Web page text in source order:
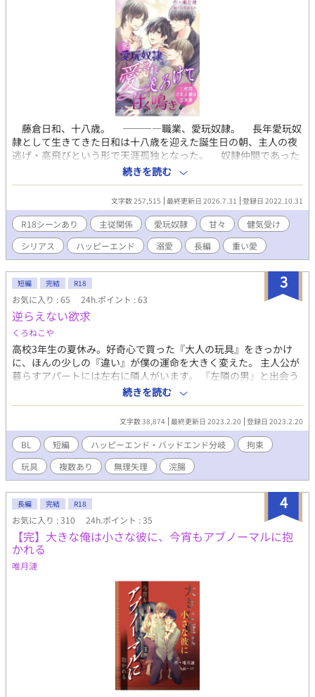
藤倉日和、十八歳。 ――――職業、愛玩奴隷。 長年愛玩奴
隷として生きてきた日和は十八歳を迎えた誕生日の朝、主人の夜
逃げ・高飛びという形で天涯孤独となった。 奴隷仲間であった
幼い他の少年たちは、保護という形で児童養護施設に引き取られ
ることに。 だが唯一成人していた日和だけが、生きる術も持た
ぬままその身一つで屋敷から放り出されそうになる。 そんな
中、日和の様子を見かねた男……樫原が、自らの主人へ日和を引
き会わせてくれることに。 彼の主人は東條院グループ御曹司で
ある三兄弟であった。 三人の御主人様の相手を一人でするだな
んて、さぞ大変なことに……と思いきや、奴隷なのに衣食住はも
ちろん、社会保障やら福利厚生までが充実しているという。 愛
玩奴隷としての仕事に従事した日は深夜割増付きの特別手当が出
るというから驚きだ。 「キミをその金額で一年間契約社員として
雇う。その代わり、キミはこの屋敷で働きながら、まずは社会の
ことを学びなさい」 こうして日和は、新たな家・東條院家で、
愛玩奴隷として新たな日々を迎えることになる。 だが愛玩奴隷
として育った日和は表面上の問題に加え、内面的にも沢山の問題
を抱えていた。 日和の主人となった三兄弟もまた、それぞれに
問題や秘密を持っており……。 ※唯月漣 長編5作目 ＊＊＊ 現代
物シリアス、攻め三人・受け一人。 ハピエン予定ですが、誰か
一人とくっつく話ではないです。 エロは予告なく入ります。 ●
含まれる要素● 奴隷、拘束、目隠し、お仕置き、おもらし、電
マ、コスプレ、大人の玩具（ローター、ニップルクリップ、アナ
ルプラグ、エネマグラ）、異物挿入、ローションガーゼ、媚薬、
攻めフェ、甘々、焦らし、濃厚前戯、甘々 ※アブノーマルプレイ
多めにつき、地雷をお持ちの方は上記をご確認の上、自己責任で
閲覧下さい。 （話が進むと増えます） ■多忙のため、当面の間不
定期更新にします。 ■こちらは誤字や誤用の精査等、校正補助に
AIを使用している回があります。 ※本文や展開、内容を考えて書
いているのは作者です。 表紙イラスト●日色ほなみ様
続きを読む
文字数 257,515 最終更新日 2026.7.31 登録日 2022.10.31
R18シーンあり 主従関係 愛玩奴隷 甘々
健気受け
シリアス
ハッピーエンド 溺愛 長編 重い愛
3
短編 完結 R18
お気に入り : 65 24h.ポイント : 63
逆らえない欲求
くろねこや
高校3年生の夏休み。好奇心で買った『大人の玩具』をきっかけ
に、ほんの少しの『違い』が僕の運命を大きく変えた。 主人公が
暮らすアパートには左右に隣人がいます。 『左隣の男』と出会う
のか、 『右隣の男』と出会うのか、 前編は共通となりますが、後
編は主人公の運命がハッピーエンドと、バッドエンド（複数注
意）に分岐します。 ※バッドエンドが苦手な方は、引き続き『逆
らえない欲求 after story』をお読みください。 ※『after
story』に合わせて、『左隣』と『右隣』を並べ替えました。
※『横書き』方向に設定してお読みください。
続きを読む
文字数 38,874 最終更新日 2023.2.20 登録日 2023.2.20
BL 短編 ハッピーエンド・バッドエンド分岐
拘束
玩具
複数あり 無理矢理 浣腸
4
長編 完結 R18
お気に入り : 310 24h.ポイント : 35
【完】大きな俺は小さな彼に、今宵もアブノーマルに抱
かれる
唯月漣